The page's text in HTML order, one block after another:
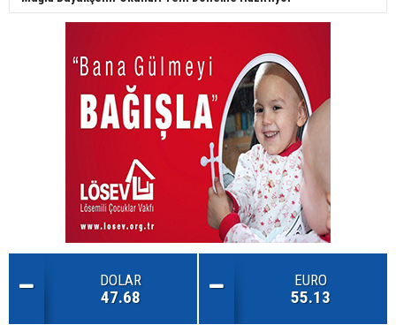
DOLAR
47.68
EURO
55.13